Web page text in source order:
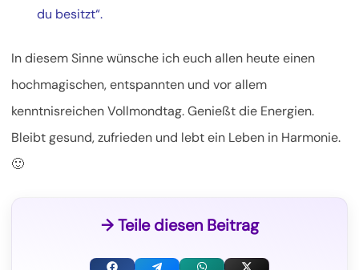
du besitzt“.
In diesem Sinne wünsche ich euch allen heute einen
hochmagischen, entspannten und vor allem
kenntnisreichen Vollmondtag. Genießt die Energien.
Bleibt gesund, zufrieden und lebt ein Leben in Harmonie.
🙂
→ Teile diesen Beitrag